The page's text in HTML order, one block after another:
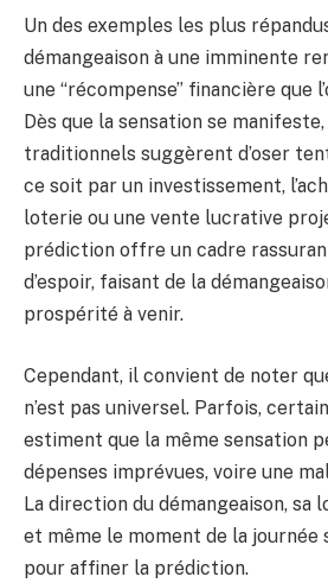
Un des exemples les plus
démangeaison à une imminente
une “récompense” financière que
Dès que la sensation se
traditionnels suggèrent d’oser
ce soit par un investissement,
loterie ou une vente lucrative
prédiction offre un cadre
d’espoir, faisant de la
prospérité à venir.
Cependant, il convient de noter
n’est pas universel. Parfois,
estiment que la même sensation
dépenses imprévues, voire une
La direction du démangeaison, sa
et même le moment de la
pour affiner la prédiction.